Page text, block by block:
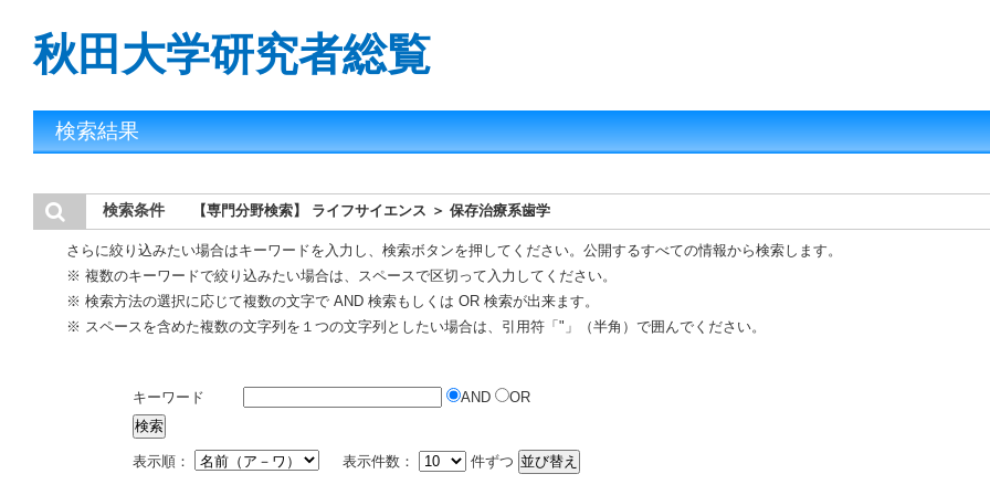
秋田大学研究者総覧
検索結果
検索条件 【専門分野検索】 ライフサイエンス ＞ 保存治療系歯学
さらに絞り込みたい場合はキーワードを入力し、検索ボタンを押してください。公開するすべての情報から検索します。
※ 複数のキーワードで絞り込みたい場合は、スペースで区切って入力してください。
※ 検索方法の選択に応じて複数の文字で AND 検索もしくは OR 検索が出来ます。
※ スペースを含めた複数の文字列を１つの文字列としたい場合は、引用符「"」（半角）で囲んでください。
キーワード AND OR
表示順： 表示件数： 件ずつ